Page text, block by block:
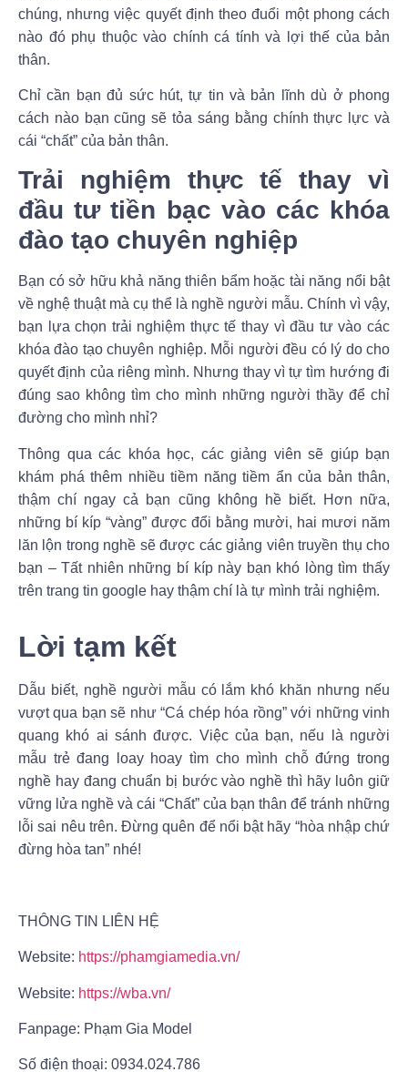
chúng, nhưng việc quyết định theo đuổi một phong cách
nào đó phụ thuộc vào chính cá tính và lợi thế của bản
thân.
Chỉ cần bạn đủ sức hút, tự tin và bản lĩnh dù ở phong
cách nào bạn cũng sẽ tỏa sáng bằng chính thực lực và
cái “chất” của bản thân.
Trải nghiệm thực tế thay vì
đầu tư tiền bạc vào các khóa
đào tạo chuyên nghiệp
Bạn có sở hữu khả năng thiên bẩm hoặc tài năng nổi bật
về nghệ thuật mà cụ thể là nghề người mẫu. Chính vì vậy,
bạn lựa chọn trải nghiệm thực tế thay vì đầu tư vào các
khóa đào tạo chuyên nghiệp. Mỗi người đều có lý do cho
quyết định của riêng mình. Nhưng thay vì tự tìm hướng đi
đúng sao không tìm cho mình những người thầy để chỉ
đường cho mình nhỉ?
Thông qua các khóa học, các giảng viên sẽ giúp bạn
khám phá thêm nhiều tiềm năng tiềm ẩn của bản thân,
thậm chí ngay cả bạn cũng không hề biết. Hơn nữa,
những bí kíp “vàng” được đổi bằng mười, hai mươi năm
lăn lộn trong nghề sẽ được các giảng viên truyền thụ cho
bạn – Tất nhiên những bí kíp này bạn khó lòng tìm thấy
trên trang tin google hay thậm chí là tự mình trải nghiệm.
Lời tạm kết
Dẫu biết, nghề người mẫu có lắm khó khăn nhưng nếu
vượt qua bạn sẽ như “Cá chép hóa rồng” với những vinh
quang khó ai sánh được. Việc của bạn, nếu là người
mẫu trẻ đang loay hoay tìm cho mình chỗ đứng trong
nghề hay đang chuẩn bị bước vào nghề thì hãy luôn giữ
vững lửa nghề và cái “Chất” của bạn thân để tránh những
lỗi sai nêu trên. Đừng quên để nổi bật hãy “hòa nhập chứ
đừng hòa tan” nhé!
THÔNG TIN LIÊN HỆ
Website: https://phamgiamedia.vn/
Website: https://wba.vn/
Fanpage: Phạm Gia Model
Số điện thoại: 0934.024.786